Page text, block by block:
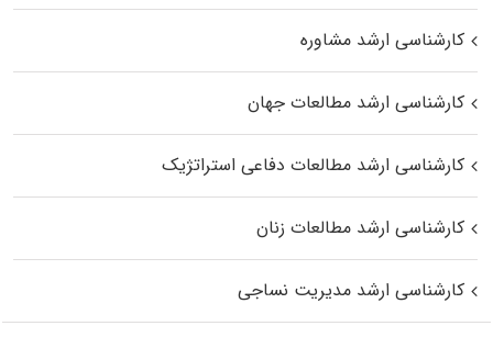
کارشناسی ارشد مشاوره
کارشناسی ارشد مطالعات جهان
کارشناسی ارشد مطالعات دفاعی استراتژیک
کارشناسی ارشد مطالعات زنان
کارشناسی ارشد مدیریت نساجی